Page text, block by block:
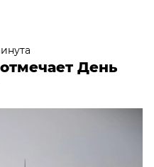
День